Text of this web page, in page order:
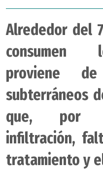
Alrededor del
consumen
proviene
subterráneos
que, por
infiltración,
tratamiento y